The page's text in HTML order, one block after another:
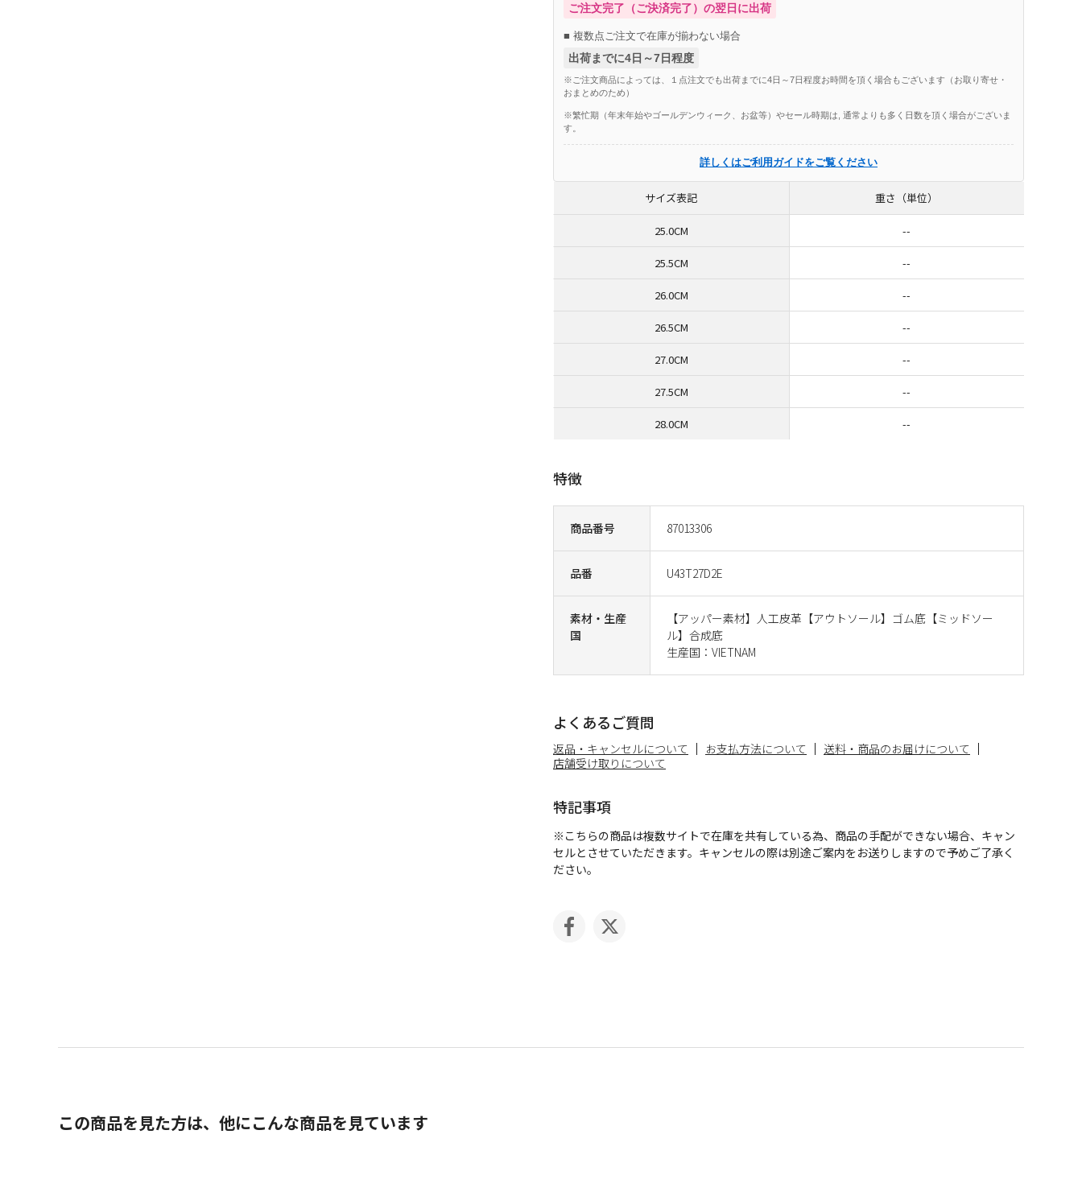
商品番号 87013306
品番 U43T27D2E
素材・生産
国
【アッパー素材】人工皮革【アウトソール】ゴム底【ミッドソー
ル】合成底
生産国：VIETNAM
ご注文完了（ご決済完了）の翌日に出荷
■ 複数点ご注文で在庫が揃わない場合
出荷までに4日～7日程度
※ご注文商品によっては、１点注文でも出荷までに4日～7日程度お時間を頂く場合もございます（お取り寄せ・
おまとめのため）
※繁忙期（年末年始やゴールデンウィーク、お盆等）やセール時期は, 通常よりも多く日数を頂く場合がございま
す。
詳しくはご利用ガイドをご覧ください
特徴
よくあるご質問
返品・キャンセルについて お支払方法について
送料・商品のお届けについて
店舗受け取りについて
特記事項
※こちらの商品は複数サイトで在庫を共有している為、商品の手配ができない場合、キャン
セルとさせていただきます。キャンセルの際は別途ご案内をお送りしますので予めご了承く
ださい。
サイズ表記 重さ（単位）
25.0CM --
25.5CM --
26.0CM --
26.5CM --
27.0CM --
27.5CM --
28.0CM --
この商品を見た方は、他にこんな商品を見ています